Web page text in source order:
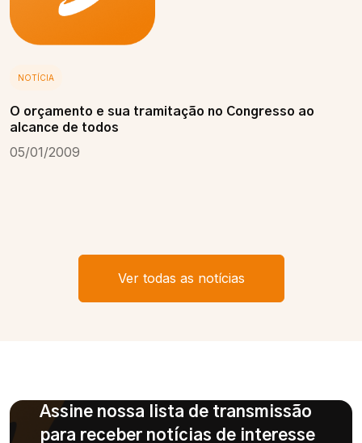
NOTÍCIA
O orçamento e sua tramitação no Congresso ao
alcance de todos
05/01/2009
Ver todas as notícias
Assine nossa lista de transmissão
para receber notícias de interesse